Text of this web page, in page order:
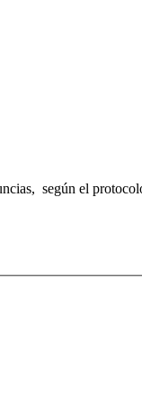
según el